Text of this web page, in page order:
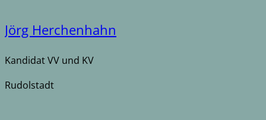
Jörg Herchenhahn
Kandidat VV und KV
Rudolstadt